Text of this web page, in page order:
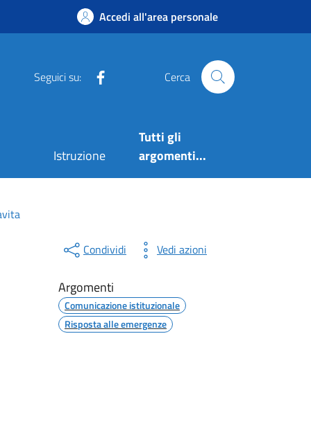
Accedi all'area personale
Seguici su: Cerca
Istruzione
Tutti gli
argomenti...
Condividi Vedi azioni
Argomenti
Comunicazione istituzionale
Risposta alle emergenze